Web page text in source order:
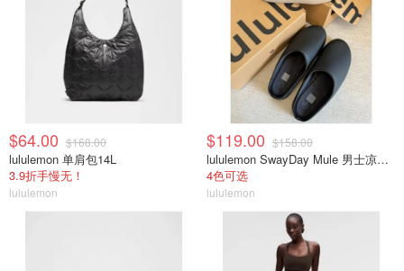
$64.00 $168.00
lululemon 单肩包14L
3.9折手慢无！
lululemon
$119.00 $158.00
lululemon SwayDay Mule 男士凉拖鞋
4色可选
lululemon